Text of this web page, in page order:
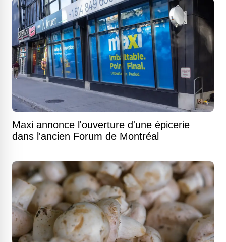
Maxi annonce l'ouverture d'une épicerie
dans l'ancien Forum de Montréal